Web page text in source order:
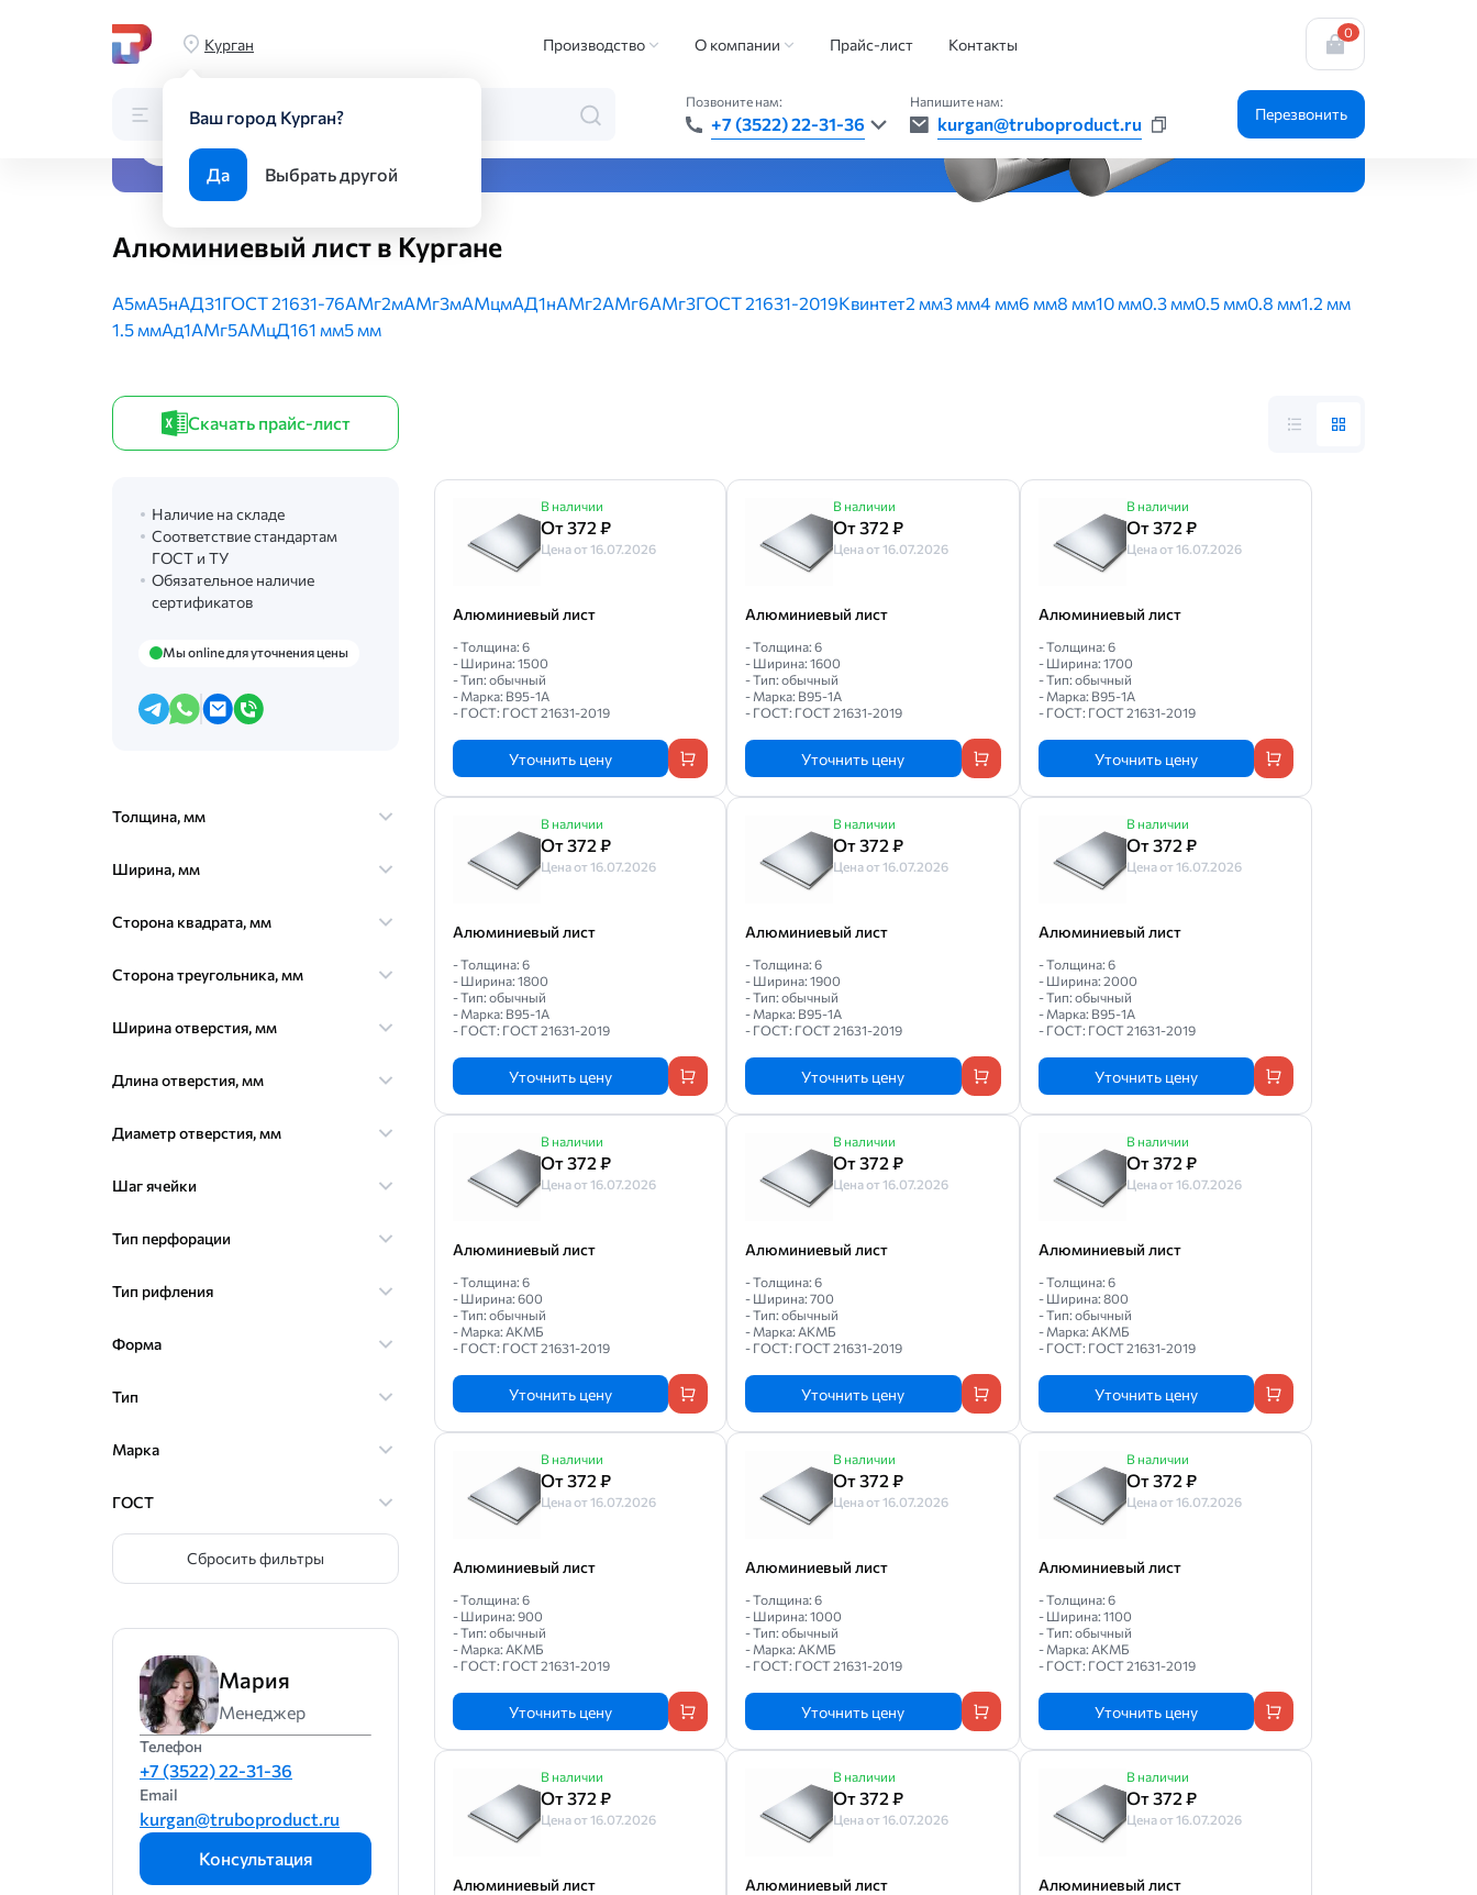
Курган
Ваш город Курган?
Да Выбрать другой
Производство О компании Прайс-лист Контакты
0
Каталог Поиск по каталогу
Позвоните нам:
+7 (3522) 22-31-36
Напишите нам:
kurgan@truboproduct.ru Перезвонить
Главная Каталог
Все виды металлопроката — быстро, точно, везде
Алюминиевый лист в Кургане
А5мА5нАД31ГОСТ 21631-76АМг2мАМг3мАМцмАД1нАМг2АМг6АМг3ГОСТ 21631-2019Квинтет2 мм3 мм4 мм6 мм8 мм10 мм0.3 мм0.5 мм0.8 мм1.2 мм
1.5 ммАд1АМг5АМцД161 мм5 мм
Скачать прайс-лист
Наличие на складе
Соответствие стандартам
ГОСТ и ТУ
Обязательное наличие
сертификатов
Мы online для уточнения цены
Толщина, мм
Ширина, мм
Сторона квадрата, мм
Сторона треугольника, мм
Ширина отверстия, мм
Длина отверстия, мм
Диаметр отверстия, мм
Шаг ячейки
Тип перфорации
Тип рифления
Форма
Тип
Марка
ГОСТ
Сбросить фильтры
Мария
Менеджер
Телефон
+7 (3522) 22-31-36
Email
kurgan@truboproduct.ru
Консультация
В наличии
От 372 ₽
Цена от 16.07.2026
Алюминиевый лист
- Толщина: 6
- Ширина: 1500
- Тип: обычный
- Марка: В95-1А
- ГОСТ: ГОСТ 21631-2019
Уточнить цену
В наличии
От 372 ₽
Цена от 16.07.2026
Алюминиевый лист
- Толщина: 6
- Ширина: 1600
- Тип: обычный
- Марка: В95-1А
- ГОСТ: ГОСТ 21631-2019
Уточнить цену
В наличии
От 372 ₽
Цена от 16.07.2026
Алюминиевый лист
- Толщина: 6
- Ширина: 1700
- Тип: обычный
- Марка: В95-1А
- ГОСТ: ГОСТ 21631-2019
Уточнить цену
В наличии
От 372 ₽
Цена от 16.07.2026
Алюминиевый лист
- Толщина: 6
- Ширина: 1800
- Тип: обычный
- Марка: В95-1А
- ГОСТ: ГОСТ 21631-2019
Уточнить цену
В наличии
От 372 ₽
Цена от 16.07.2026
Алюминиевый лист
- Толщина: 6
- Ширина: 1900
- Тип: обычный
- Марка: В95-1А
- ГОСТ: ГОСТ 21631-2019
Уточнить цену
В наличии
От 372 ₽
Цена от 16.07.2026
Алюминиевый лист
- Толщина: 6
- Ширина: 2000
- Тип: обычный
- Марка: В95-1А
- ГОСТ: ГОСТ 21631-2019
Уточнить цену
В наличии
От 372 ₽
Цена от 16.07.2026
Алюминиевый лист
- Толщина: 6
- Ширина: 600
- Тип: обычный
- Марка: АКМБ
- ГОСТ: ГОСТ 21631-2019
Уточнить цену
В наличии
От 372 ₽
Цена от 16.07.2026
Алюминиевый лист
- Толщина: 6
- Ширина: 700
- Тип: обычный
- Марка: АКМБ
- ГОСТ: ГОСТ 21631-2019
Уточнить цену
В наличии
От 372 ₽
Цена от 16.07.2026
Алюминиевый лист
- Толщина: 6
- Ширина: 800
- Тип: обычный
- Марка: АКМБ
- ГОСТ: ГОСТ 21631-2019
Уточнить цену
В наличии
От 372 ₽
Цена от 16.07.2026
Алюминиевый лист
- Толщина: 6
- Ширина: 900
- Тип: обычный
- Марка: АКМБ
- ГОСТ: ГОСТ 21631-2019
Уточнить цену
В наличии
От 372 ₽
Цена от 16.07.2026
Алюминиевый лист
- Толщина: 6
- Ширина: 1000
- Тип: обычный
- Марка: АКМБ
- ГОСТ: ГОСТ 21631-2019
Уточнить цену
В наличии
От 372 ₽
Цена от 16.07.2026
Алюминиевый лист
- Толщина: 6
- Ширина: 1100
- Тип: обычный
- Марка: АКМБ
- ГОСТ: ГОСТ 21631-2019
Уточнить цену
В наличии
От 372 ₽
Цена от 16.07.2026
Алюминиевый лист
В наличии
От 372 ₽
Цена от 16.07.2026
Алюминиевый лист
В наличии
От 372 ₽
Цена от 16.07.2026
Алюминиевый лист